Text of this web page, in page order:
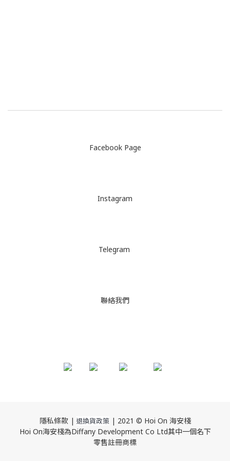
Facebook Page
Instagram
Telegram
聯絡我們
隱私條款 | 退換貨政策| 2021 © Hoi On 海安棧
Hoi On海安棧為Diffany Development Co Ltd其中一個名下
零售註冊商標